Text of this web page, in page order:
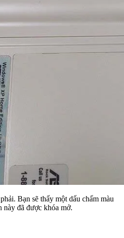
Bạn sẽ thấy một dấu chấm màu
này đã được khóa mở.